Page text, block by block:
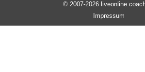
© 2007-2026 liveonline
Impressum